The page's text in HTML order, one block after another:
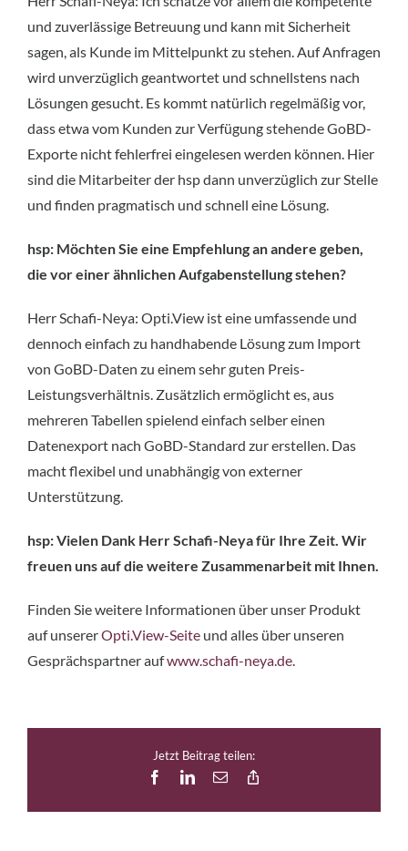
und zuverlässige Betreuung und kann mit Sicherheit
sagen, als Kunde im Mittelpunkt zu stehen. Auf Anfragen
wird unverzüglich geantwortet und schnellstens nach
Lösungen gesucht. Es kommt natürlich regelmäßig vor,
dass etwa vom Kunden zur Verfügung stehende GoBD-
Exporte nicht fehlerfrei eingelesen werden können. Hier
sind die Mitarbeiter der hsp dann unverzüglich zur Stelle
und finden pragmatisch und schnell eine Lösung.
hsp: Möchten Sie eine Empfehlung an andere geben,
die vor einer ähnlichen Aufgabenstellung stehen?
Herr Schafi-Neya: Opti.View ist eine umfassende und
dennoch einfach zu handhabende Lösung zum Import
von GoBD-Daten zu einem sehr guten Preis-
Leistungsverhältnis. Zusätzlich ermöglicht es, aus
mehreren Tabellen spielend einfach selber einen
Datenexport nach GoBD-Standard zur erstellen. Das
macht flexibel und unabhängig von externer
Unterstützung.
hsp: Vielen Dank Herr Schafi-Neya für Ihre Zeit. Wir
freuen uns auf die weitere Zusammenarbeit mit Ihnen.
Finden Sie weitere Informationen über unser Produkt
auf unsererOpti.View-Seite und alles über unseren
Gesprächspartner aufwww.schafi-neya.de.
Jetzt Beitrag teilen:
FacebookLinkedIn
E-